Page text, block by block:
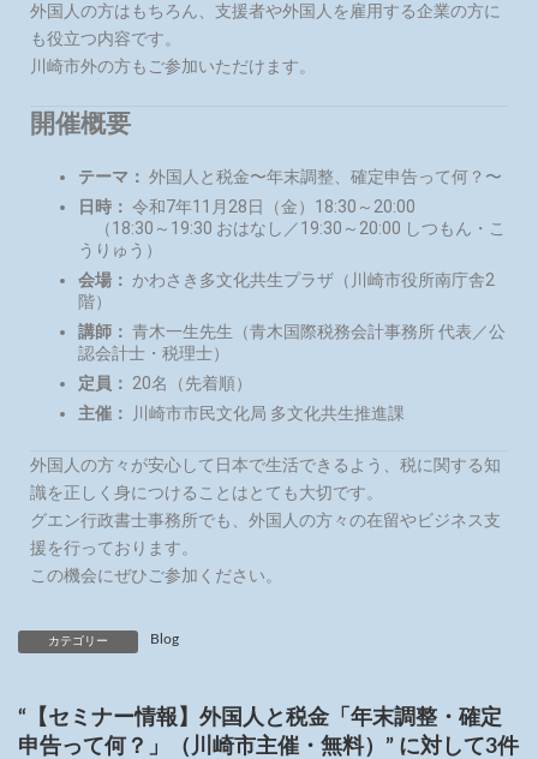
外国人の方はもちろん、支援者や外国人を雇用する企業の方に
も役立つ内容です。
川崎市外の方もご参加いただけます。
開催概要
テーマ： 外国人と税金〜年末調整、確定申告って何？〜
日時： 令和7年11月28日（金）18:30～20:00
（18:30～19:30 おはなし／19:30～20:00 しつもん・こ
うりゅう）
会場： かわさき多文化共生プラザ（川崎市役所南庁舎2
階）
講師： 青木一生先生（青木国際税務会計事務所 代表／公
認会計士・税理士）
定員： 20名（先着順）
主催：
川崎市市民文化局 多文化共生推進課
外国人の方々が安心して日本で生活できるよう、税に関する知
識を正しく身につけることはとても大切です。
グエン行政書士事務所でも、外国人の方々の在留やビジネス支
援を行っております。
この機会にぜひご参加ください。
カテゴリー Blog
“ 【セミナー情報】外国人と税金「年末調整・確定
申告って何？」（川崎市主催・無料） ” に対して3件